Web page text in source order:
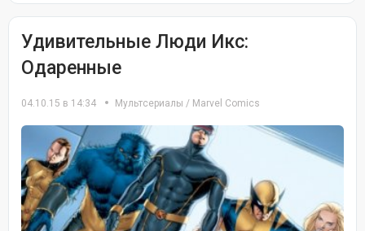
Удивительные Люди Икс:
Одаренные
04.10.15 в 14:34 Мультсериалы / Marvel Comics